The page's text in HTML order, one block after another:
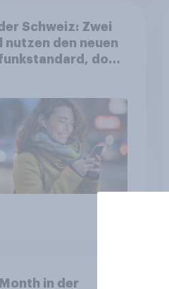
Schweiz: Zwei
nutzen den neuen
doch
in der